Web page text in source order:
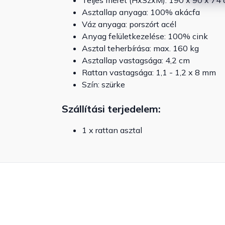
Asztallap anyaga: 100% akácfa
Váz anyaga: porszórt acél
Anyag felületkezelése: 100% cink
Asztal teherbírása: max. 160 kg
Asztallap vastagsága: 4,2 cm
Rattan vastagsága: 1,1 - 1,2 x 8 mm
Szín: szürke
Szállítási terjedelem:
1 x rattan asztal